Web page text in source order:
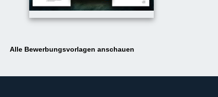
Alle Bewerbungsvorlagen anschauen